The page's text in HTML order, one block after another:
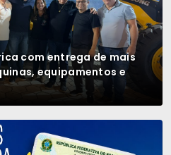
com entrega de mais
equipamentos e